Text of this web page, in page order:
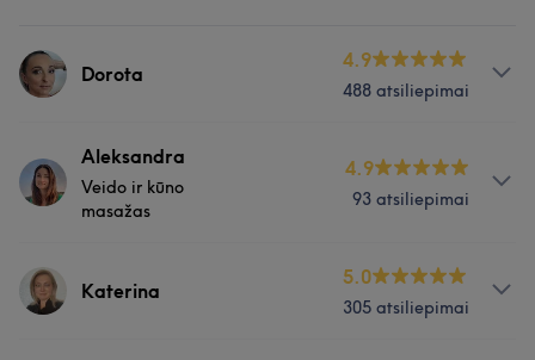
Dorota
4.9
488 atsiliepimai
Paslaugos
Nagai Masažas
Aleksandra
Veido ir kūno
masažas
4.9
93 atsiliepimai
Paslaugos
Katerina
5.0
305 atsiliepimai